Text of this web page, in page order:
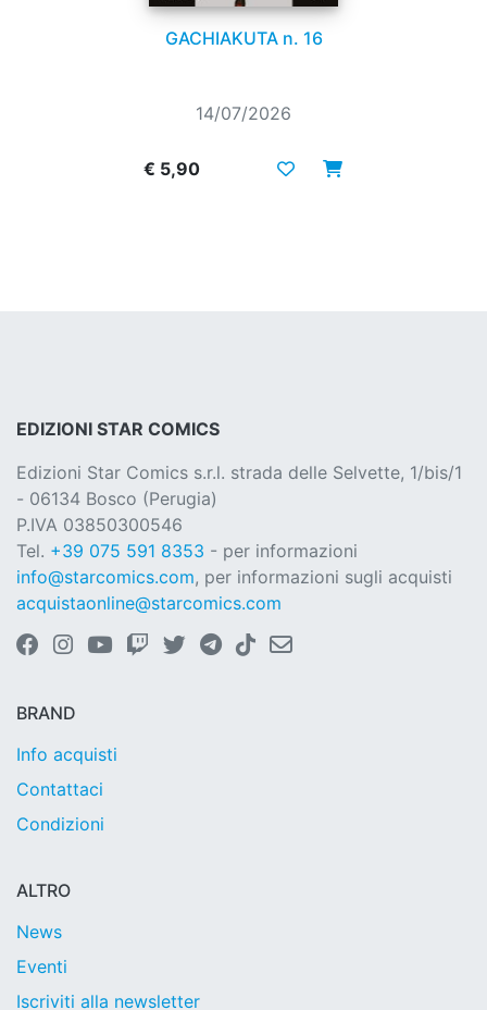
GACHIAKUTA n. 16
14/07/2026
€ 5,90
EDIZIONI STAR COMICS
Edizioni Star Comics s.r.l. strada delle Selvette, 1/bis/1
- 06134 Bosco (Perugia)
P.IVA 03850300546
Tel. +39 075 591 8353 - per informazioni
info@starcomics.com, per informazioni sugli acquisti
acquistaonline@starcomics.com
BRAND
Info acquisti
Contattaci
Condizioni
ALTRO
News
Eventi
Iscriviti alla newsletter